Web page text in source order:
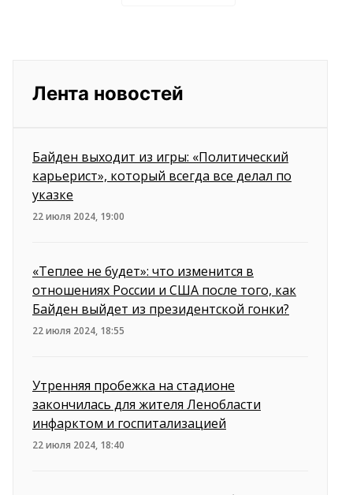
Лента новостей
Байден выходит из игры: «Политический
карьерист», который всегда все делал по
указке
22 июля 2024, 19:00
«Теплее не будет»: что изменится в
отношениях России и США после того, как
Байден выйдет из президентской гонки?
22 июля 2024, 18:55
Утренняя пробежка на стадионе
закончилась для жителя Ленобласти
инфарктом и госпитализацией
22 июля 2024, 18:40